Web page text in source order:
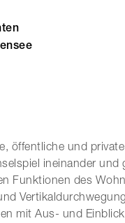
öffentliche und
ineinander und
Funktionen des
mit Aus- und